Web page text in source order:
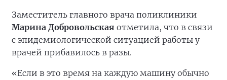
Заместитель главного врача поликлиники
Марина Добровольская отметила, что в связи
с эпидемиологической ситуацией работы у
врачей прибавилось в разы.
«Если в это время на каждую машину обычно